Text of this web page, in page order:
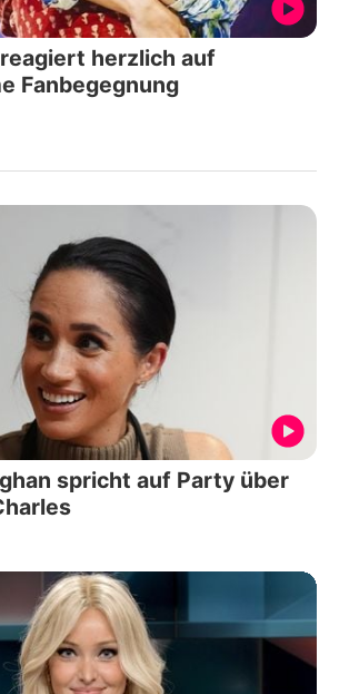
herzlich auf
Fanbegegnung
spricht auf Party über